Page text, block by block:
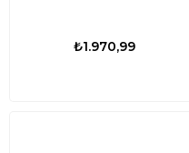
₺1.970,99